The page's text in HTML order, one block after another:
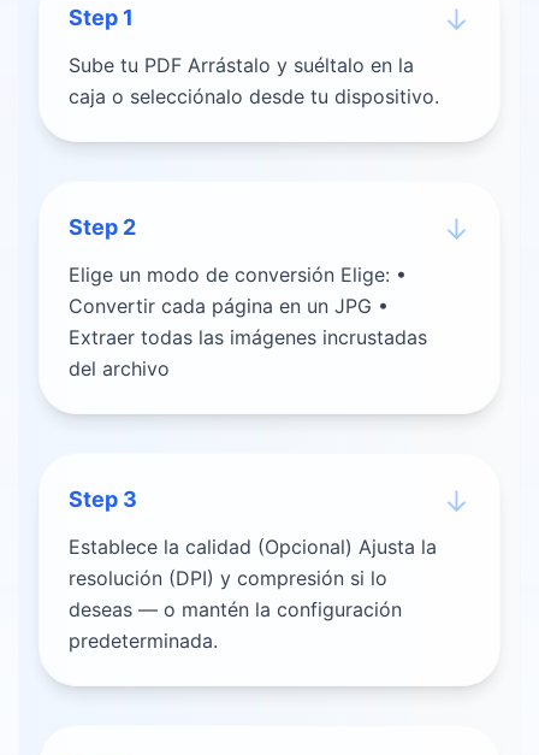
Step 1
Sube tu PDF Arrástalo y suéltalo en la
caja o selecciónalo desde tu dispositivo.
↓
Step 2
Elige un modo de conversión Elige: •
Convertir cada página en un JPG •
Extraer todas las imágenes incrustadas
del archivo
↓
Step 3
Establece la calidad (Opcional) Ajusta la
resolución (DPI) y compresión si lo
deseas — o mantén la configuración
predeterminada.
↓